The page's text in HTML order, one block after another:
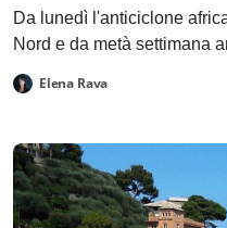
Da lunedì l'anticiclone
Nord e da metà settimana
Elena Rava